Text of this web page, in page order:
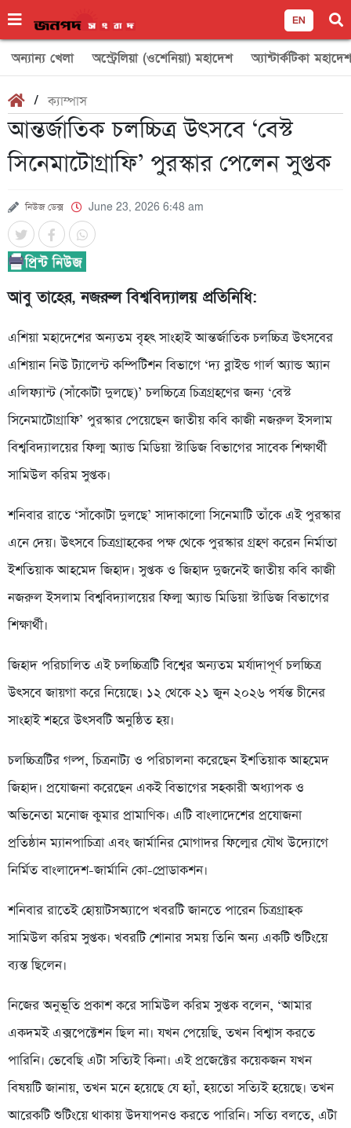
EN
অন্যান্য খেলা অস্ট্রেলিয়া (ওশেনিয়া) মহাদেশ অ্যান্টার্কটিকা মহাদেশ
/ক্যাম্পাস
আন্তর্জাতিক চলচ্চিত্র উৎসবে ‘বেস্ট
সিনেমাটোগ্রাফি’ পুরস্কার পেলেন সুপ্তক
নিউজ ডেক্স June 23, 2026 6:48 am
আবু তাহের, নজরুল বিশ্ববিদ্যালয় প্রতিনিধি:
এশিয়া মহাদেশের অন্যতম বৃহৎ সাংহাই আন্তর্জাতিক চলচ্চিত্র উৎসবের
এশিয়ান নিউ ট্যালেন্ট কম্পিটিশন বিভাগে ‘দ্য ব্লাইন্ড গার্ল অ্যান্ড অ্যান
এলিফ্যান্ট (সাঁকোটা দুলছে)’ চলচ্চিত্রে চিত্রগ্রহণের জন্য ‘বেস্ট
সিনেমাটোগ্রাফি’ পুরস্কার পেয়েছেন জাতীয় কবি কাজী নজরুল ইসলাম
বিশ্ববিদ্যালয়ের ফিল্ম অ্যান্ড মিডিয়া স্টাডিজ বিভাগের সাবেক শিক্ষার্থী
সামিউল করিম সুপ্তক।
শনিবার রাতে ‘সাঁকোটা দুলছে’ সাদাকালো সিনেমাটি তাঁকে এই পুরস্কার
এনে দেয়। উৎসবে চিত্রগ্রাহকের পক্ষ থেকে পুরস্কার গ্রহণ করেন নির্মাতা
ইশতিয়াক আহমেদ জিহাদ। সুপ্তক ও জিহাদ দুজনেই জাতীয় কবি কাজী
নজরুল ইসলাম বিশ্ববিদ্যালয়ের ফিল্ম অ্যান্ড মিডিয়া স্টাডিজ বিভাগের
শিক্ষার্থী।
জিহাদ পরিচালিত এই চলচ্চিত্রটি বিশ্বের অন্যতম মর্যাদাপূর্ণ চলচ্চিত্র
উৎসবে জায়গা করে নিয়েছে। ১২ থেকে ২১ জুন ২০২৬ পর্যন্ত চীনের
সাংহাই শহরে উৎসবটি অনুষ্ঠিত হয়।
চলচ্চিত্রটির গল্প, চিত্রনাট্য ও পরিচালনা করেছেন ইশতিয়াক আহমেদ
জিহাদ। প্রযোজনা করেছেন একই বিভাগের সহকারী অধ্যাপক ও
অভিনেতা মনোজ কুমার প্রামাণিক। এটি বাংলাদেশের প্রযোজনা
প্রতিষ্ঠান ম্যানপাচিত্রা এবং জার্মানির মোগাদর ফিল্মের যৌথ উদ্যোগে
নির্মিত বাংলাদেশ-জার্মানি কো-প্রোডাকশন।
শনিবার রাতেই হোয়াটসঅ্যাপে খবরটি জানতে পারেন চিত্রগ্রাহক
সামিউল করিম সুপ্তক। খবরটি শোনার সময় তিনি অন্য একটি শুটিংয়ে
ব্যস্ত ছিলেন।
নিজের অনুভূতি প্রকাশ করে সামিউল করিম সুপ্তক বলেন, ‘আমার
একদমই এক্সপেক্টেশন ছিল না। যখন পেয়েছি, তখন বিশ্বাস করতে
পারিনি। ভেবেছি এটা সত্যিই কিনা। এই প্রজেক্টের কয়েকজন যখন
বিষয়টি জানায়, তখন মনে হয়েছে যে হ্যাঁ, হয়তো সত্যিই হয়েছে। তখন
আরেকটি শুটিংয়ে থাকায় উদযাপনও করতে পারিনি। সত্যি বলতে, এটা